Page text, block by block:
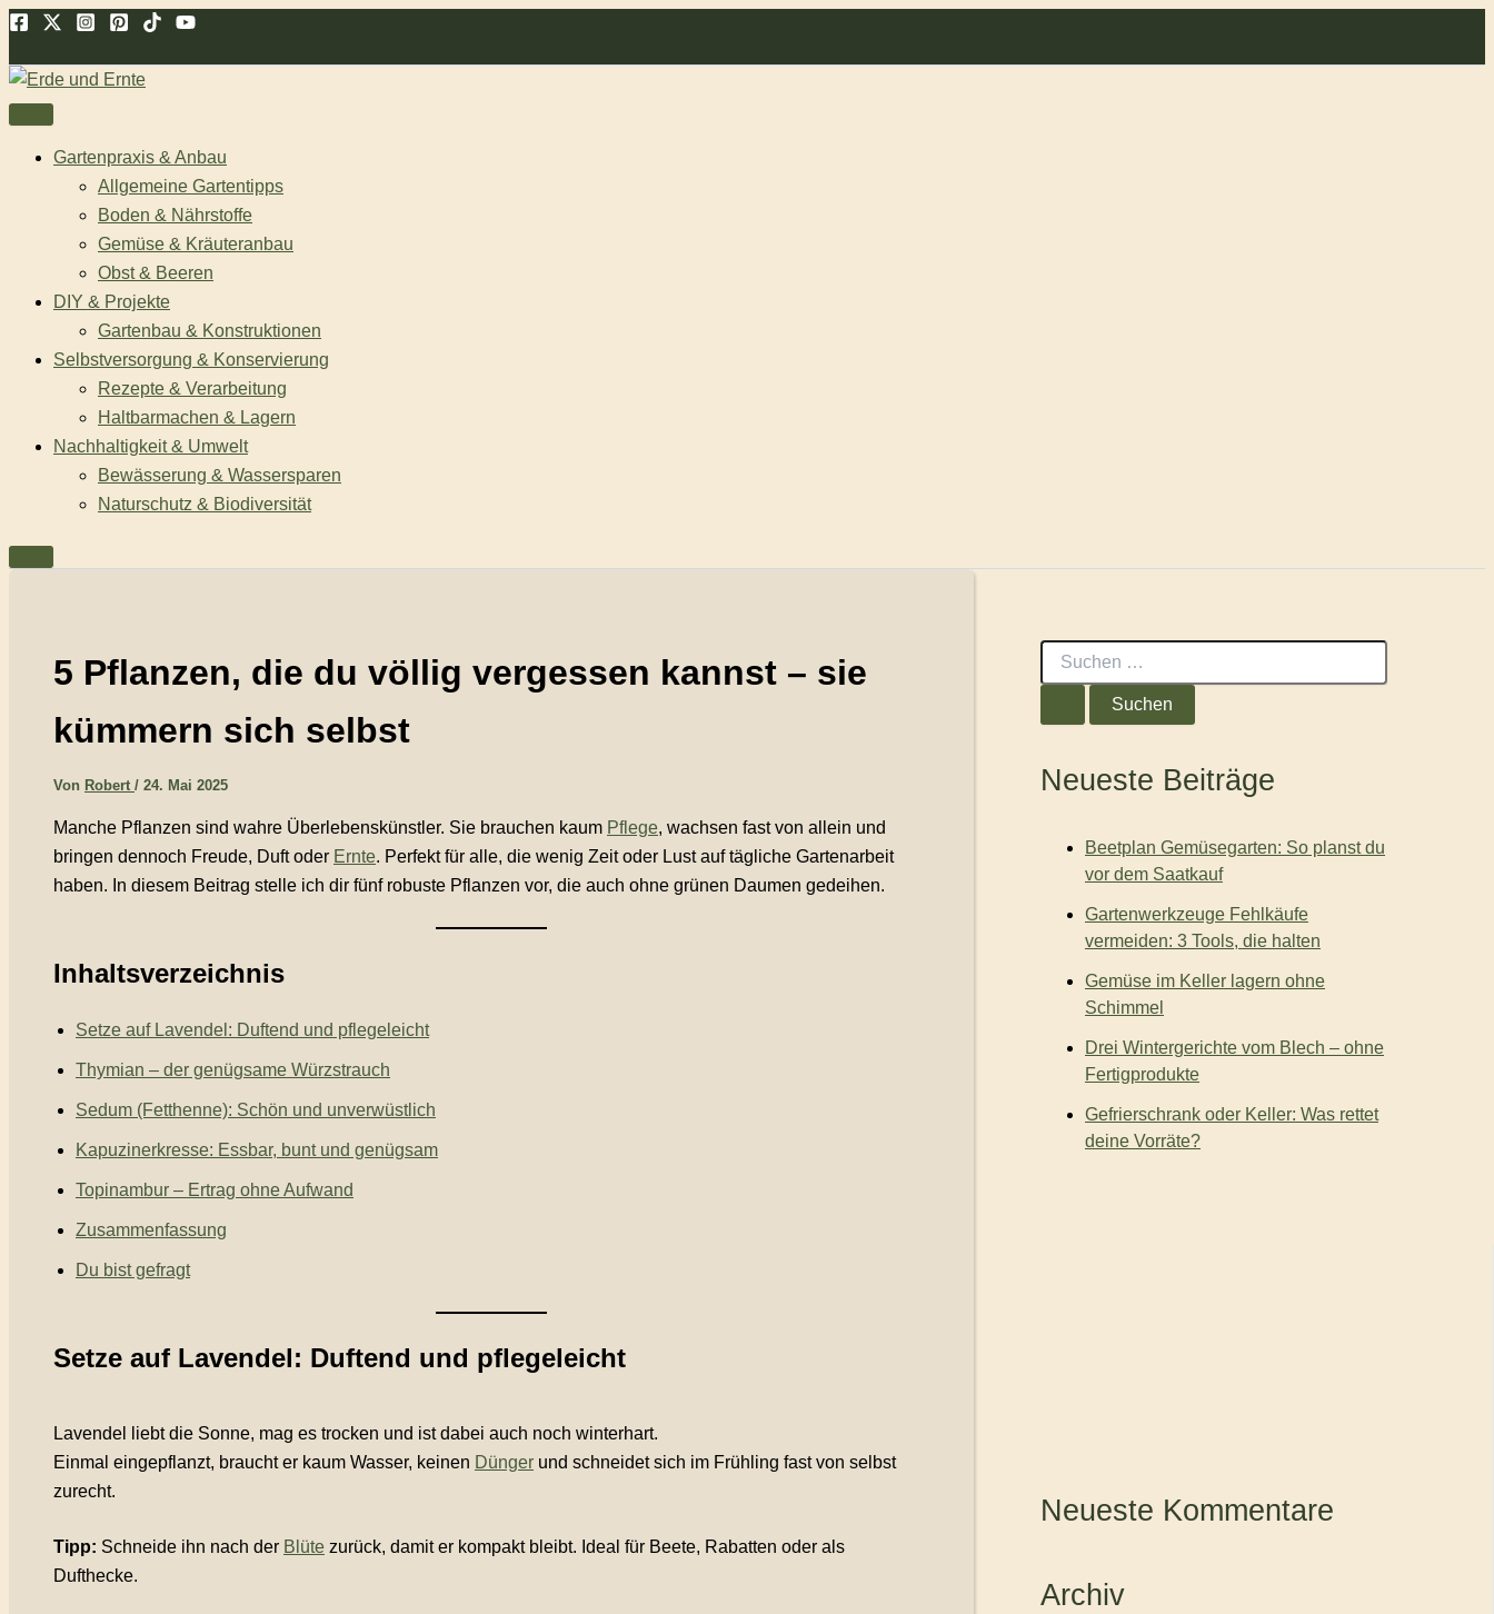
Zum
springen
Gartenpraxis & Anbau
Allgemeine Gartentipps
Boden & Nährstoffe
Gemüse & Kräuteranbau
Obst & Beeren
DIY & Projekte
Gartenbau & Konstruktionen
Selbstversorgung & Konservierung
Rezepte & Verarbeitung
Haltbarmachen & Lagern
Nachhaltigkeit & Umwelt
Bewässerung & Wassersparen
Naturschutz & Biodiversität
5 Pflanzen, die du völlig vergessen kannst – sie
kümmern sich selbst
Von Robert / 24. Mai 2025
Manche Pflanzen sind wahre Überlebenskünstler. Sie brauchen kaum Pflege, wachsen fast von allein und
bringen dennoch Freude, Duft oder Ernte. Perfekt für alle, die wenig Zeit oder Lust auf tägliche Gartenarbeit
haben. In diesem Beitrag stelle ich dir fünf robuste Pflanzen vor, die auch ohne grünen Daumen gedeihen.
Inhaltsverzeichnis
Setze auf Lavendel: Duftend und pflegeleicht
Thymian – der genügsame Würzstrauch
Sedum (Fetthenne): Schön und unverwüstlich
Kapuzinerkresse: Essbar, bunt und genügsam
Topinambur – Ertrag ohne Aufwand
Zusammenfassung
Du bist gefragt
Setze auf Lavendel: Duftend und pflegeleicht
Lavendel liebt die Sonne, mag es trocken und ist dabei auch noch winterhart.
Einmal eingepflanzt, braucht er kaum Wasser, keinen Dünger und schneidet sich im Frühling fast von selbst
zurecht.
Tipp: Schneide ihn nach der Blüte zurück, damit er kompakt bleibt. Ideal für Beete, Rabatten oder als
Dufthecke.
S
Neueste Beiträge
Beetplan Gemüsegarten: So planst du
vor dem Saatkauf
Gartenwerkzeuge Fehlkäufe
vermeiden: 3 Tools, die halten
Gemüse im Keller lagern ohne
Schimmel
Drei Wintergerichte vom Blech – ohne
Fertigprodukte
Gefrierschrank oder Keller: Was rettet
deine Vorräte?
Neueste Kommentare
Archiv